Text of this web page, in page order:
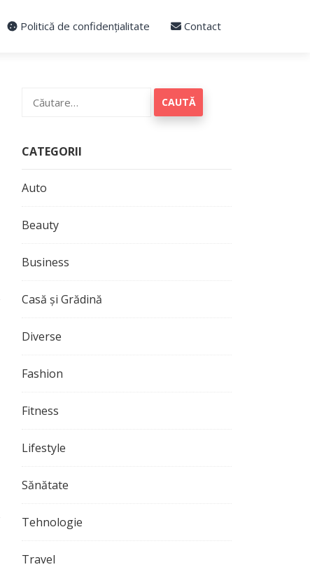
Politică de confidențialitate Contact
după:
CATEGORII
Auto
Beauty
Business
Casă și Grădină
Diverse
Fashion
Fitness
Lifestyle
Sănătate
Tehnologie
Travel